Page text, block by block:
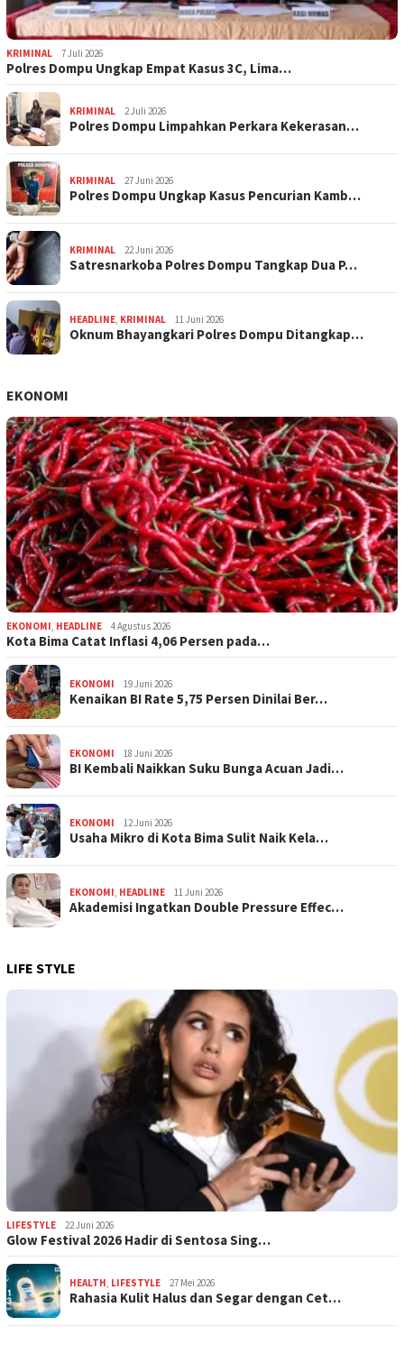
KRIMINAL 7 Juli 2026
Polres Dompu Ungkap Empat Kasus 3C, Lima…
KRIMINAL 2 Juli 2026
Polres Dompu Limpahkan Perkara Kekerasan…
KRIMINAL 27 Juni 2026
Polres Dompu Ungkap Kasus Pencurian Kamb…
KRIMINAL 22 Juni 2026
Satresnarkoba Polres Dompu Tangkap Dua P…
HEADLINE, KRIMINAL 11 Juni 2026
Oknum Bhayangkari Polres Dompu Ditangkap…
EKONOMI
EKONOMI, HEADLINE 4 Agustus 2026
Kota Bima Catat Inflasi 4,06 Persen pada…
EKONOMI 19 Juni 2026
Kenaikan BI Rate 5,75 Persen Dinilai Ber…
EKONOMI 18 Juni 2026
BI Kembali Naikkan Suku Bunga Acuan Jadi…
EKONOMI 12 Juni 2026
Usaha Mikro di Kota Bima Sulit Naik Kela…
EKONOMI, HEADLINE 11 Juni 2026
Akademisi Ingatkan Double Pressure Effec…
LIFE STYLE
LIFESTYLE 22 Juni 2026
Glow Festival 2026 Hadir di Sentosa Sing…
HEALTH, LIFESTYLE 27 Mei 2026
Rahasia Kulit Halus dan Segar dengan Cet…